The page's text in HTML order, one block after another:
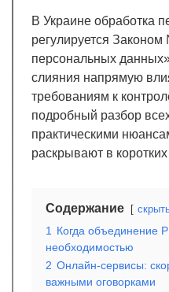
В Украине обработка
регулируется
персональных
слияния напрямую
требованиям к
подробный разбор
практическими
раскрывают в
Содержание
1
Когда объединение
необходимостью
2 Онлайн-сервисы:
важными оговорками